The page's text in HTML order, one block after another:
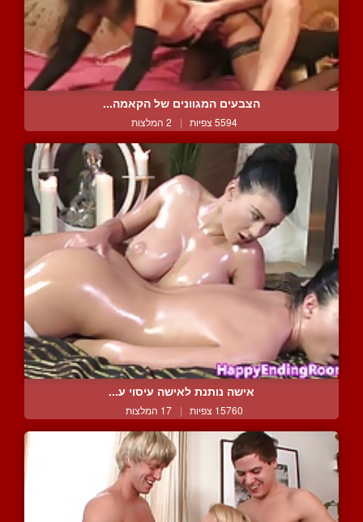
הצבעים המגוונים של הקאמה...
5594 צפיות | 2 המלצות
אישה נותנת לאישה עיסוי ע...
15760 צפיות | 17 המלצות